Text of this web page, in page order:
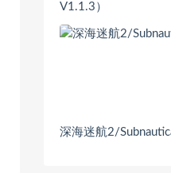
V1.1.3）
深海迷航2/